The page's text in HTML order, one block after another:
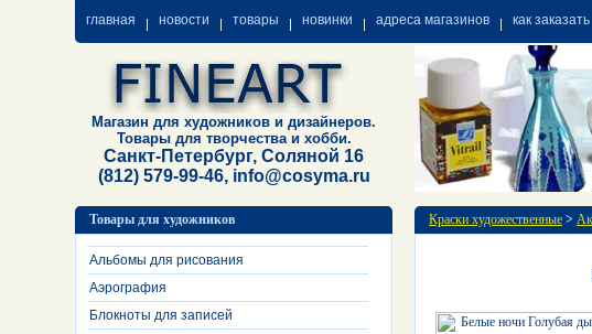
главная новости товары новинки адреса магазинов как заказать
Магазин для художников и дизайнеров.
Товары для творчества и хобби.
Санкт-Петербург, Соляной 16
(812) 579-99-46, info@cosyma.ru
Товары для художников
Альбомы для рисования
Аэрография
Блокноты для записей
Краски художественные >